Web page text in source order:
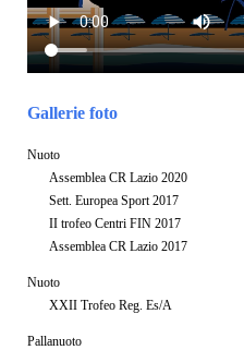
Gallerie foto
Nuoto
Assemblea CR Lazio 2020
Sett. Europea Sport 2017
II trofeo Centri FIN 2017
Assemblea CR Lazio 2017
Nuoto
XXII Trofeo Reg. Es/A
Pallanuoto